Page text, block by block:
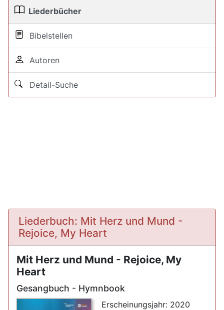
Liederbücher
Bibelstellen
Autoren
Detail-Suche
Liederbuch: Mit Herz und Mund -
Rejoice, My Heart
Mit Herz und Mund - Rejoice, My
Heart
Gesangbuch - Hymnbook
Erscheinungsjahr: 2020